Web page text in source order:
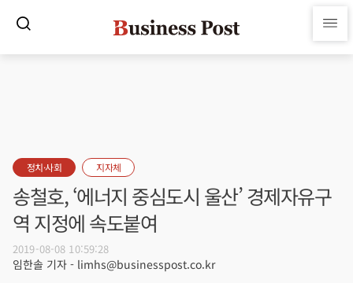
정치·사회 지자체
송철호, ‘에너지 중심도시 울산’ 경제자유구
역 지정에 속도붙여
2019-08-08 10:59:28
임한솔 기자 - limhs@businesspost.co.kr